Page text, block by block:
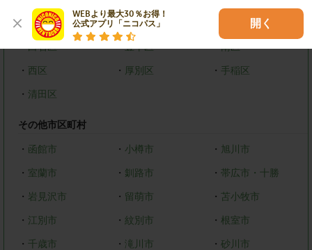
WEBより最大30％お得！
公式アプリ「ニコパス」
開く
・ 中央区 ・北区
・白石区 ・豊平区 ・南区
・ 西区 ・ 厚別区 ・ 手稲区
・ 清田区
その他市区町村
・ 函館市 ・ 小樽市 ・ 旭川市
・ 室蘭市 ・ 釧路市 ・ 帯広市・十勝
・ 岩見沢市 ・ 留萌市 ・苫小牧市
・ 江別市 ・ 紋別市 ・ 根室市
・ 千歳市 ・ 滝川市 ・砂川市